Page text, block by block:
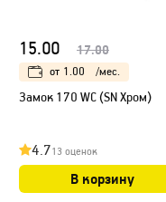
15.00 17.00
от 1.00 /мес.
Замок 170 WC (SN Хром)
4.713 оценок
В корзину